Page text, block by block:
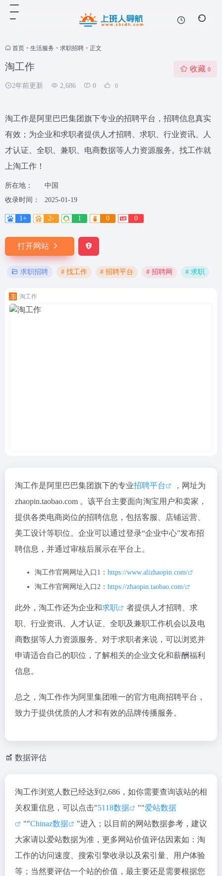
首页 • 生活服务 • 求职招聘 • 正文
淘工作
2年前更新 2,686 0 0
收藏 0
淘工作是阿里巴巴集团旗下专业的招聘平台，招聘信息真实
有效；为企业和求职者提供人才招聘、求职、行业资讯、人
才认证、全职、兼职、电商数据等人力资源服务。找工作就
上淘工作！
所在地：
中国
收录时间：
2025-01-19
1+ 2- 1 0 0
打开网站
求职招聘 # 找工作 # 招聘平台 # 招聘网 # 求职
淘工作
淘工作是阿里巴巴集团旗下的专业招聘平台
，网址为
zhaopin.taobao.com 。该平台主要面向淘宝用户和卖家，
提供各类电商岗位的招聘信息，包括客服、店铺运营、
美工设计等职位。企业可以通过登录“企业中心”发布招
聘信息，并通过审核后展示在平台上。
淘工作官网网址入口1： https://www.alizhaopin.com/
淘工作官网网址入口2： https://zhaopin.taobao.com/
此外，淘工作还为企业和求职
者提供人才招聘、求
职、行业资讯、人才认证、全职及兼职工作机会以及电
商数据等人力资源服务。对于求职者来说，可以浏览并
申请适合自己的职位，了解相关的企业文化和薪酬福利
信息。
总之，淘工作作为阿里集团唯一的官方电商招聘平台，
致力于提供优质的人才和有效的品牌传播服务。
数据评估
淘工作浏览人数已经达到2,686，如你需要查询该站的相
关权重信息，可以点击"5118数据 ""爱站数据
""Chinaz数据
"进入；以目前的网站数据参考，建议
大家请以爱站数据为准，更多网站价值评估因素如：淘
工作的访问速度、搜索引擎收录以及索引量、用户体验
等；当然要评估一个站的价值，最主要还是需要根据您